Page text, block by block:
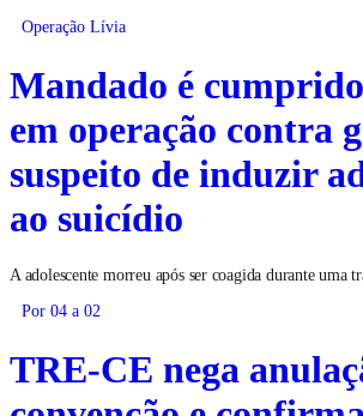
Operação Lívia
Mandado é
em operação contra
suspeito de induzir
ao suicídio
A adolescente morreu após ser coagida durante uma
Por 04 a 02
TRE-CE nega